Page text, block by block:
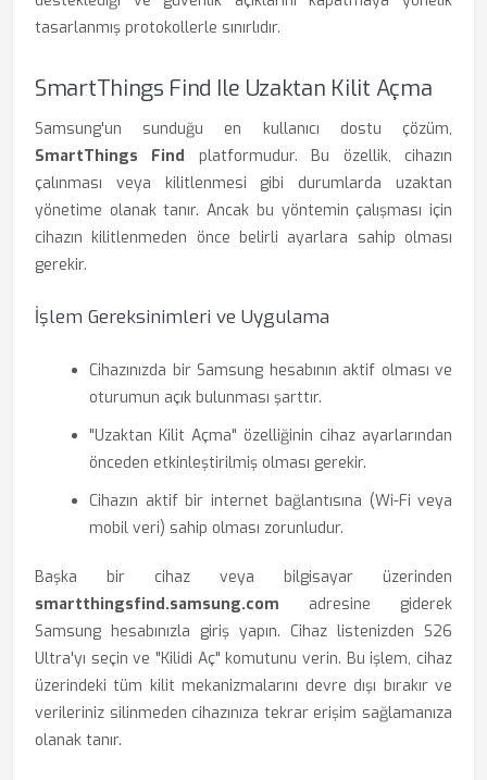
tasarlanmış protokollerle sınırlıdır.
SmartThings Find Ile Uzaktan Kilit Açma
Samsung'un sunduğu en kullanıcı dostu çözüm,
SmartThings Find platformudur. Bu özellik, cihazın
çalınması veya kilitlenmesi gibi durumlarda uzaktan
yönetime olanak tanır. Ancak bu yöntemin çalışması için
cihazın kilitlenmeden önce belirli ayarlara sahip olması
gerekir.
İşlem Gereksinimleri ve Uygulama
Cihazınızda bir Samsung hesabının aktif olması ve
oturumun açık bulunması şarttır.
"Uzaktan Kilit Açma" özelliğinin cihaz ayarlarından
önceden etkinleştirilmiş olması gerekir.
Cihazın aktif bir internet bağlantısına (Wi-Fi veya
mobil veri) sahip olması zorunludur.
Başka bir cihaz veya bilgisayar üzerinden
smartthingsfind.samsung.com adresine giderek
Samsung hesabınızla giriş yapın. Cihaz listenizden S26
Ultra'yı seçin ve "Kilidi Aç" komutunu verin. Bu işlem, cihaz
üzerindeki tüm kilit mekanizmalarını devre dışı bırakır ve
verileriniz silinmeden cihazınıza tekrar erişim sağlamanıza
olanak tanır.